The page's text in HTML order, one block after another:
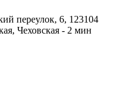
переулок, 6, 123104
Чеховская - 2 мин